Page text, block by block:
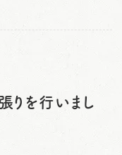
を行いまし
t